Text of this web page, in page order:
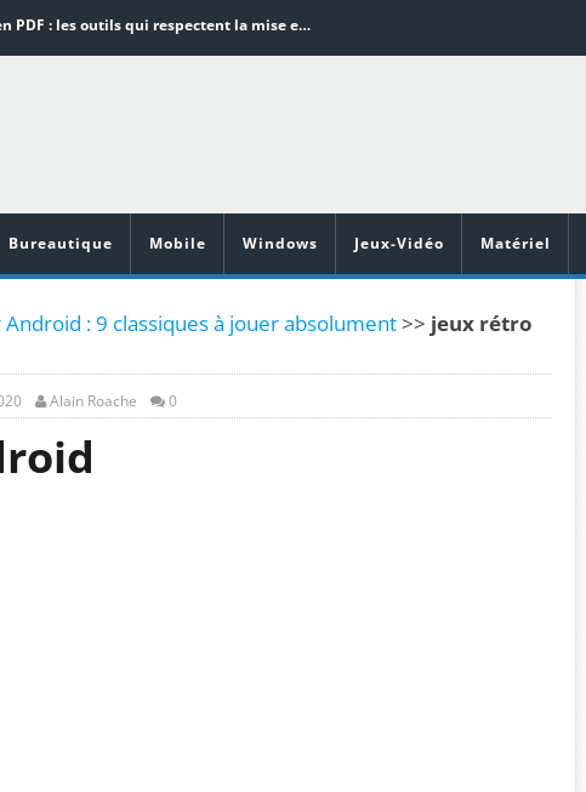
Word en PDF : les outils qui respectent la mise en page
Vidéoprojecteurs Asus : Top 6 des meilleurs modèles de la marque
Bureautique
Mobile Windows Jeux-Vidéo Matériel
: 9 classiques à jouer absolument>> jeux rétro
Alain Roache 0